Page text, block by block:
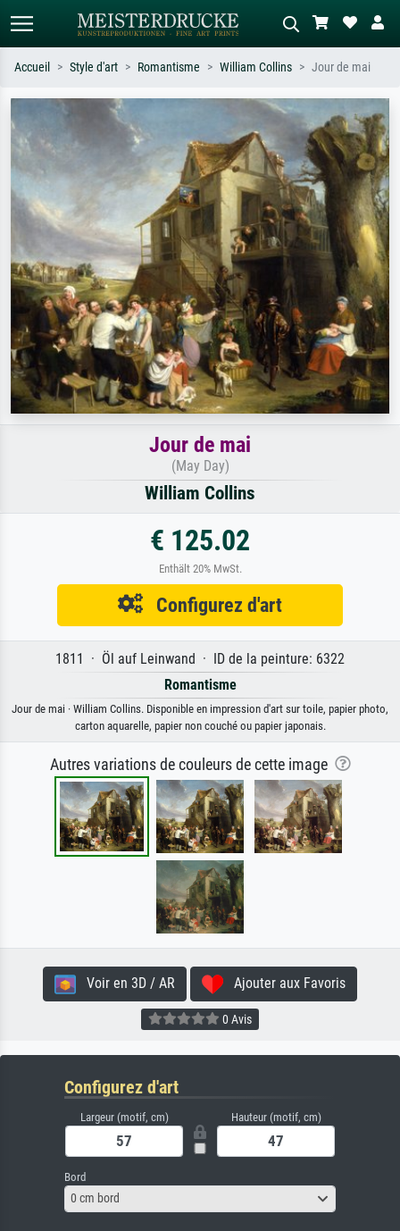
Recherche standard Recherche d'images IA
Recherchez par artiste, titre ou style –
ex. Monet, Nuit étoilée,
impressionnisme, vague de Hokusai,
nu.
Décrivez la scène – ex. prairie verte,
abstrait avec beaucoup de rouge,
tableau sombre, nu debout près d'un
arbre.
Accueil Style d'art Romantisme William Collins Jour de mai
Jour de mai
(May Day)
William Collins
€ 125.02
Enthält 20% MwSt.
Configurez d'art
1811 · Öl auf Leinwand · ID de la peinture: 6322
Romantisme
Jour de mai · William Collins. Disponible en impression d'art sur toile, papier photo,
carton aquarelle, papier non couché ou papier japonais.
Autres variations de couleurs de cette image
Voir en 3D / AR Ajouter aux Favoris
0 Avis
Configurez d'art
Largeur (motif, cm) Hauteur (motif, cm)
Bord
0 cm bord